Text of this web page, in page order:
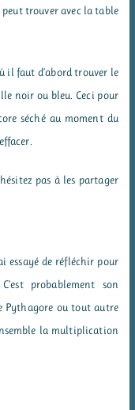
trouver avec la table
il faut d’abord trouver le
noir ou bleu. Ceci pour
séché au moment du
pas à les partager
essayé de réfléchir pour
probablement son
ou tout autre
la multiplication